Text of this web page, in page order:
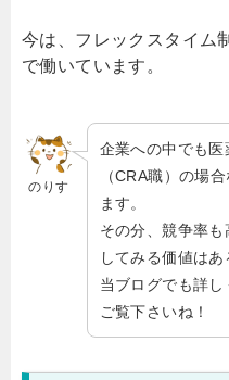
今は、フレックスタイム
で働いています。
のりす
企業への中でも
（CRA職）の場
ます。
その分、競争率
してみる価値はあ
当ブログでも詳
ご覧下さいね！